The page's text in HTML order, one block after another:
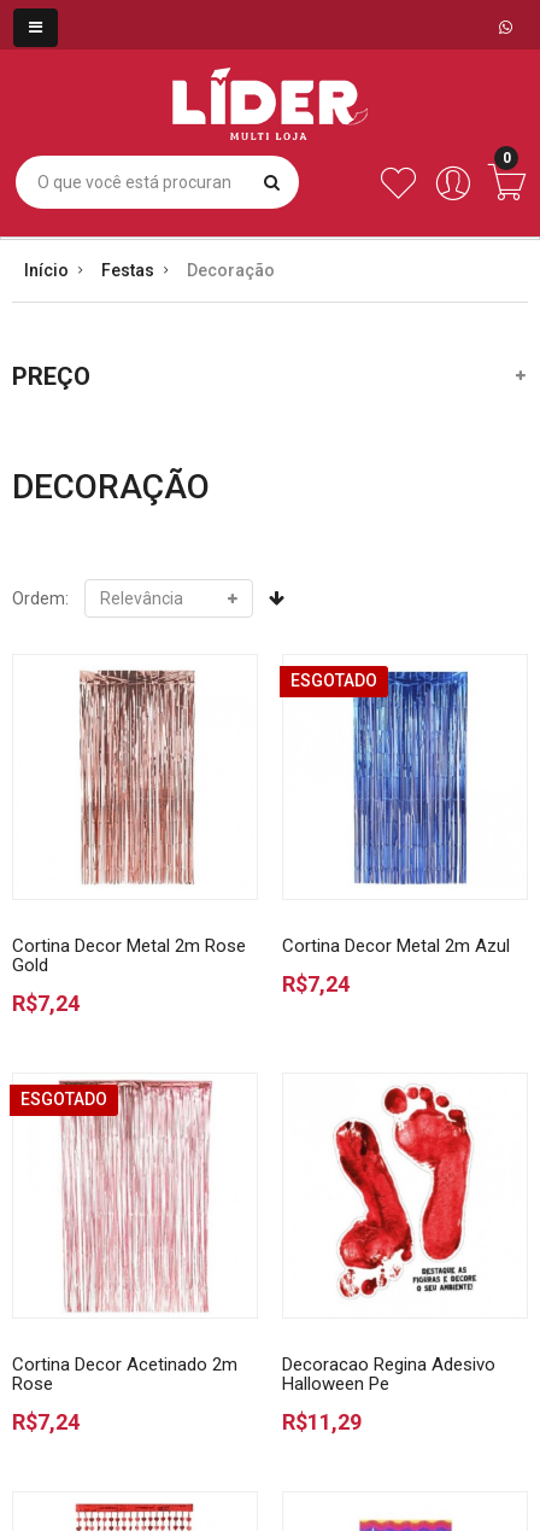
0
Início Festas Decoração
PREÇO
DECORAÇÃO
Ordem:
Cortina Decor Metal 2m Rose
Gold
R$7,24
ESGOTADO
Cortina Decor Metal 2m Azul
R$7,24
ESGOTADO
Cortina Decor Acetinado 2m
Rose
R$7,24
Decoracao Regina Adesivo
Halloween Pe
R$11,29